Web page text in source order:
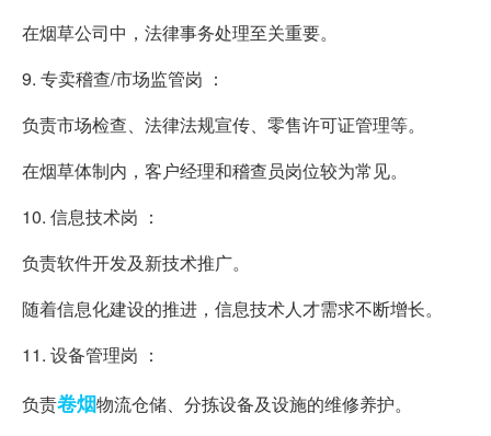
在烟草公司中，法律事务处理至关重要。
9. 专卖稽查/市场监管岗 ：
负责市场检查、法律法规宣传、零售许可证管理等。
在烟草体制内，客户经理和稽查员岗位较为常见。
10. 信息技术岗 ：
负责软件开发及新技术推广。
随着信息化建设的推进，信息技术人才需求不断增长。
11. 设备管理岗 ：
负责卷烟物流仓储、分拣设备及设施的维修养护。